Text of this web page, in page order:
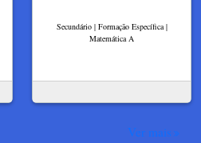
Secundário | Formação Específica |
Matemática A
Ver mais